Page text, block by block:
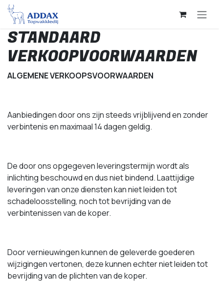
Overslaan naar inhoud
STANDAARD
VERKOOPVOORWAARDEN
ALGEMENE VERKOOPSVOORWAARDEN
Aanbiedingen door ons zijn steeds vrijblijvend en zonder
verbintenis en maximaal 14 dagen geldig.
De door ons opgegeven leveringstermijn wordt als
inlichting beschouwd en dus niet bindend. Laattijdige
leveringen van onze diensten kan niet leiden tot
schadeloosstelling, noch tot bevrijding van de
verbintenissen van de koper.
Door vernieuwingen kunnen de geleverde goederen
wijzigingen vertonen, deze kunnen echter niet leiden tot
bevrijding van de plichten van de koper.